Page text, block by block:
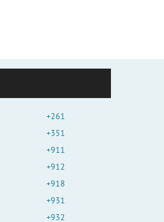
+261
+351
+911
+912
+918
+931
+932